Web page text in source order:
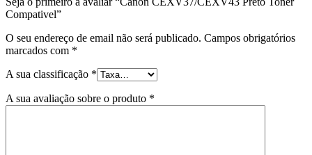
Compativel”
O seu endereço de email não será publicado. Campos obrigatórios
marcados com *
A sua classificação *
A sua avaliação sobre o produto *